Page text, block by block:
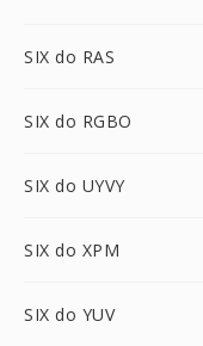
SIX do RAS
SIX do RGBO
SIX do UYVY
SIX do XPM
SIX do YUV